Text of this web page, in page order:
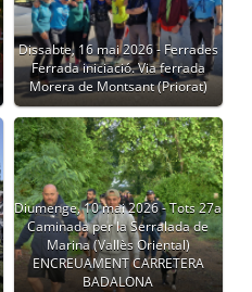
Dissabte, 16 mai 2026 - Ferrades
Ferrada iniciació. Via ferrada
Morera de Montsant (Priorat)
Diumenge, 10 mai 2026 - Tots 27a
Caminada per la Serralada de
Marina (Vallès Oriental)
ENCREUAMENT CARRETERA
BADALONA